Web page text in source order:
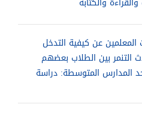
عن كيفية التدخل
التنمر بين الطلاب بعضهم
المدارس المتوسطة: دراسة